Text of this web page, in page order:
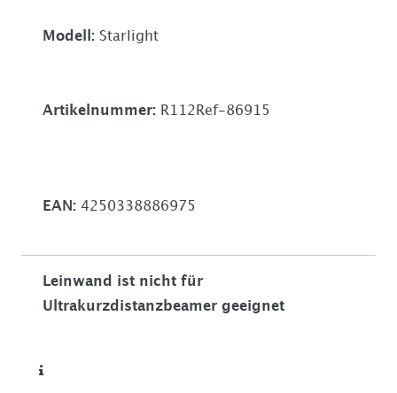
Modell: Starlight
Artikelnummer: R112Ref-86915
EAN: 4250338886975
Leinwand ist nicht für
Ultrakurzdistanzbeamer geeignet